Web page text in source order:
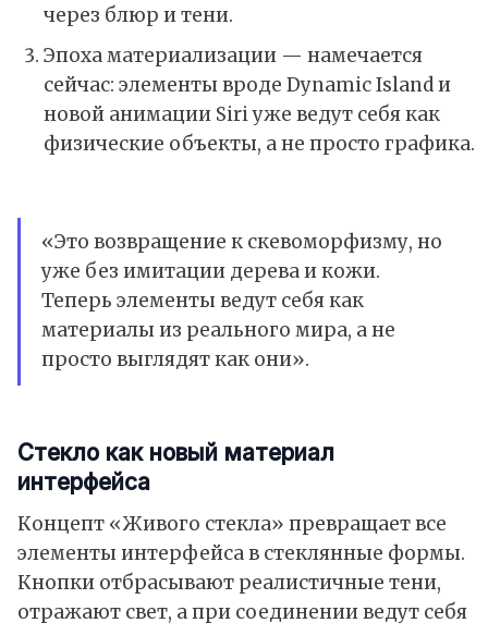
через блюр и тени.
Эпоха материализации — намечается
сейчас: элементы вроде Dynamic Islandи
новой анимации Siriуже ведут себя как
физические объекты, а не просто графика.
«Это возвращение к скевоморфизму, но
уже без имитации дерева и кожи.
Теперь элементы ведут себя как
материалы из реального мира, а не
просто выглядят как они».
Стекло как новый материал
интерфейса
Концепт «Живого стекла» превращает все
элементы интерфейса в стеклянные формы.
Кнопки отбрасывают реалистичные тени,
отражают свет, а при соединении ведут себя